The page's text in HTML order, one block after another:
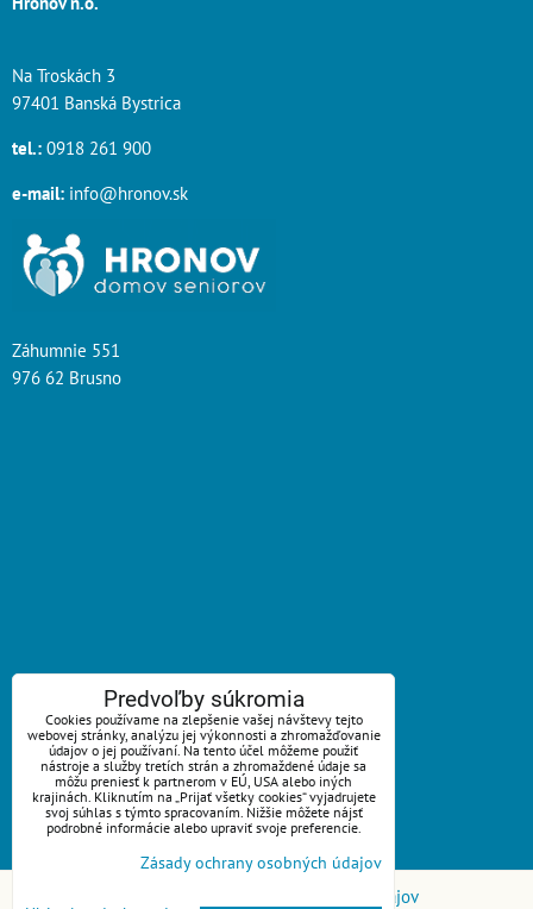
Na Troskách 3
97401 Banská Bystrica
tel.: 0918 261 900
e-mail: info@hronov.sk
Záhumnie 551
976 62 Brusno
ZAVOLÁME VÁM SPÄŤ
Váš telefón:*
Zásady ochrany osobných údajov
Predvoľby súkromia
Cookies používame na zlepšenie vašej návštevy tejto
webovej stránky, analýzu jej výkonnosti a zhromažďovanie
údajov o jej používaní. Na tento účel môžeme použiť
nástroje a služby tretích strán a zhromaždené údaje sa
môžu preniesť k partnerom v EÚ, USA alebo iných
krajinách. Kliknutím na „Prijať všetky cookies“ vyjadrujete
svoj súhlas s týmto spracovaním. Nižšie môžete nájsť
podrobné informácie alebo upraviť svoje preferencie.
Zásady ochrany osobných údajov